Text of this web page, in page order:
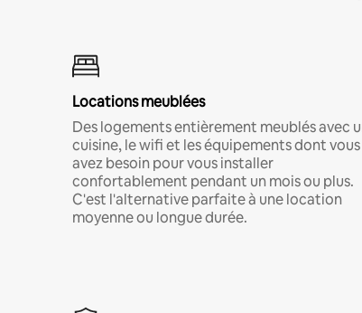
Locations meublées
Des logements entièrement meublés avec
cuisine, le wifi et les équipements dont vous
avez besoin pour vous installer
confortablement pendant un mois ou plus.
C'est l'alternative parfaite à une location
moyenne ou longue durée.